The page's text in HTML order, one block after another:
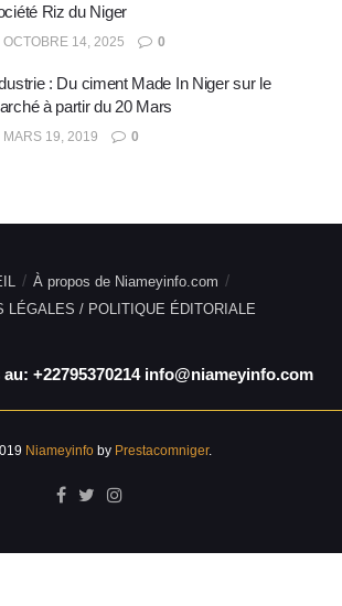
Riz du Niger
OCTOBRE 14, 2025 0
: Du ciment Made In Niger sur le
à partir du 20 Mars
MARS 19, 2019 0
À propos de Niameyinfo.com
LÉGALES / POLITIQUE ÉDITORIALE
+22795370214 info@niameyinfo.com
Niameyinfo by Prestacomniger.